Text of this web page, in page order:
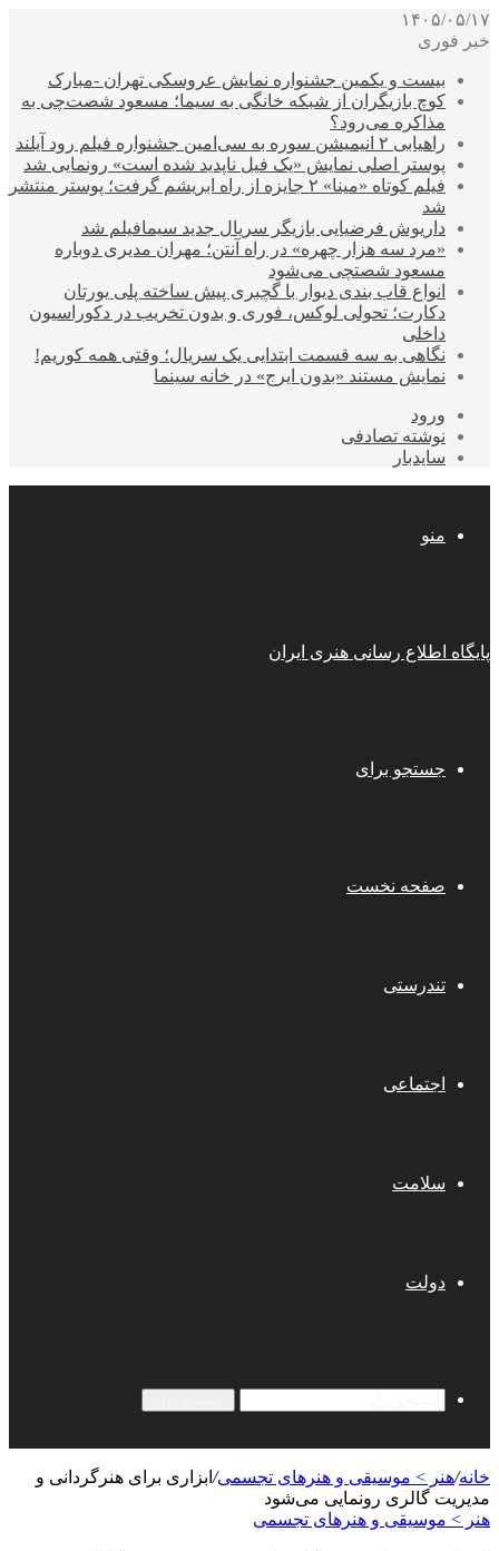
۱۴۰۵/۰۵/۱۷
خبر فوری
بیست و یکمین جشنواره نمایش عروسکی تهران -مبارک
کوچ بازیگران از شبکه خانگی به سیما؛ مسعود شصت‌چی به
مذاکره می‌رود؟
راهیابی ۲ انیمیشن سوره به سی‌امین جشنواره فیلم رود آیلند
پوستر اصلی نمایش «یک فیل ناپدید شده است» رونمایی شد
فیلم کوتاه «مینا» ۲ جایزه از راه ابریشم گرفت؛ پوستر منتشر
شد
داریوش فرضیایی بازیگر سریال جدید سیمافیلم شد
«مرد سه هزار چهره» در راه آنتن؛ مهران مدیری دوباره
مسعود شصتچی می‌شود
انواع قاب بندی دیوار با گچبری پیش ساخته پلی یورتان
دکارت؛ تحولی لوکس، فوری و بدون تخریب در دکوراسیون
داخلی
نگاهی به سه قسمت ابتدایی یک سریال؛ وقتی همه کوریم!
نمایش مستند «بدون ایرج» در خانه سینما
ورود
نوشته تصادفی
سایدبار
منو
پایگاه اطلاع رسانی هنری ایران
جستجو برای
صفحه نخست
تندرستی
اجتماعی
سلامت
دولت
خانه/هنر > موسیقی و هنرهای تجسمی/ ابزاری برای هنرگردانی و
مدیریت گالری رونمایی می‌شود
هنر > موسیقی و هنرهای تجسمی